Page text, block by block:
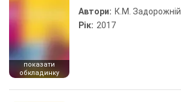
показати
обкладинку
Автори: К.М. Задорожній
Рік: 2017